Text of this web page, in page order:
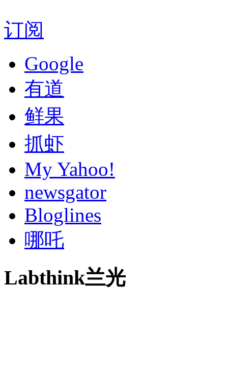
订阅
Google
有道
鲜果
抓虾
My Yahoo!
newsgator
Bloglines
哪吒
Labthink兰光